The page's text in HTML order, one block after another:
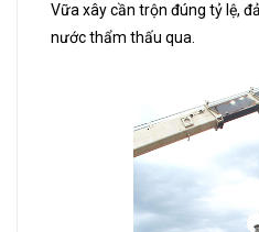
Vữa xây cần trộn đúng tỷ lệ,
nước thẩm thấu qua.